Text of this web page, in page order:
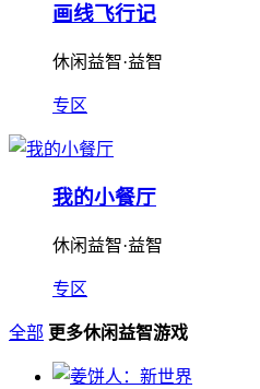
画线飞行记
休闲益智·益智
专区
我的小餐厅
休闲益智·益智
专区
全部 更多休闲益智游戏